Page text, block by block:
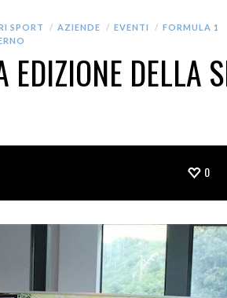
SPORT AZIENDE EVENTI
FORMULA 1
DELLA
0